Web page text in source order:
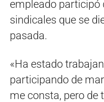
empleado participó
sindicales que se
pasada.
«Ha estado
participando de
me consta, pero de